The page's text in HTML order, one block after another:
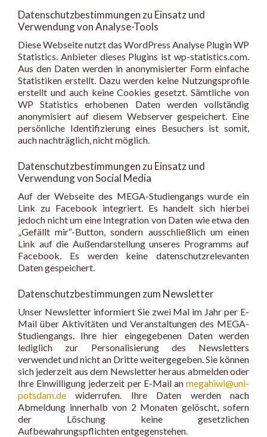
Datenschutzbestimmungen zu Einsatz und
Verwendung von Analyse-Tools
Diese Webseite nutzt das WordPress Analyse Plugin WP
Statistics. Anbieter dieses Plugins ist wp-statistics.com.
Aus den Daten werden in anonymisierter Form einfache
Statistiken erstellt. Dazu werden keine Nutzungsprofile
erstellt und auch keine Cookies gesetzt. Sämtliche von
WP Statistics erhobenen Daten werden vollständig
anonymisiert auf diesem Webserver gespeichert. Eine
persönliche Identifizierung eines Besuchers ist somit,
auch nachträglich, nicht möglich.
Datenschutzbestimmungen zu Einsatz und
Verwendung von Social Media
Auf der Webseite des MEGA-Studiengangs wurde ein
Link zu Facebook integriert. Es handelt sich hierbei
jedoch nicht um eine Integration von Daten wie etwa den
„Gefällt mir“-Button, sondern ausschließlich um einen
Link auf die Außendarstellung unseres Programms auf
Facebook. Es werden keine datenschutzrelevanten
Daten gespeichert.
Datenschutzbestimmungen zum Newsletter
Unser Newsletter informiert Sie zwei Mal im Jahr per E-
Mail über Aktivitäten und Veranstaltungen des MEGA-
Studiengangs. Ihre hier eingegebenen Daten werden
lediglich zur Personalisierung des Newsletters
verwendet und nicht an Dritte weitergegeben. Sie können
sich jederzeit aus dem Newsletter heraus abmelden oder
Ihre Einwilligung jederzeit per E-Mail an megahiwi@uni-
potsdam.de widerrufen. Ihre Daten werden nach
Abmeldung innerhalb von 2 Monaten gelöscht, sofern
der Löschung keine gesetzlichen
Aufbewahrungspflichten entgegenstehen.